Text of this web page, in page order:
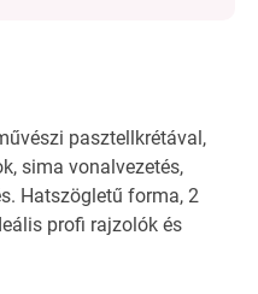
pasztellkrétával,
sima vonalvezetés,
Hatszögletű forma, 2
profi rajzolók és